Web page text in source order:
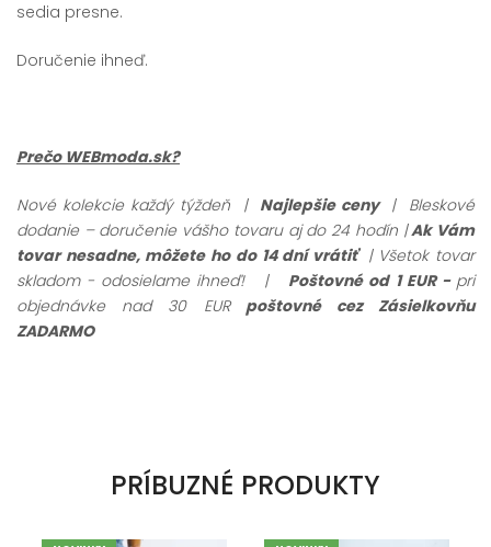
sedia presne.
Doručenie ihneď.
Prečo WEBmoda.sk?
Nové kolekcie každý týždeň |Najlepšie ceny | Bleskové
dodanie – doručenie vášho tovaru aj do 24 hodín |Ak Vám
tovar nesadne, môžete ho do 14 dní vrátiť | Všetok tovar
skladom - odosielame ihneď!
| Poštovné od 1 EUR - pri
objednávke nad 30 EURpoštovné cez Zásielkovňu
ZADARMO
PRÍBUZNÉ PRODUKTY